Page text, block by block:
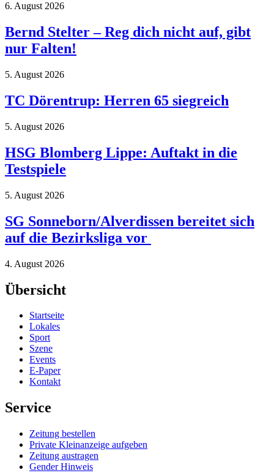
6. August 2026
Bernd Stelter – Reg dich nicht auf, gibt
nur Falten!
5. August 2026
TC Dörentrup: Herren 65 siegreich
5. August 2026
HSG Blomberg Lippe: Auftakt in die
Testspiele
5. August 2026
SG Sonneborn/Alverdissen bereitet sich
auf die Bezirksliga vor
4. August 2026
Übersicht
Startseite
Lokales
Sport
Szene
Events
E-Paper
Kontakt
Service
Zeitung bestellen
Private Kleinanzeige aufgeben
Zeitung austragen
Gender Hinweis